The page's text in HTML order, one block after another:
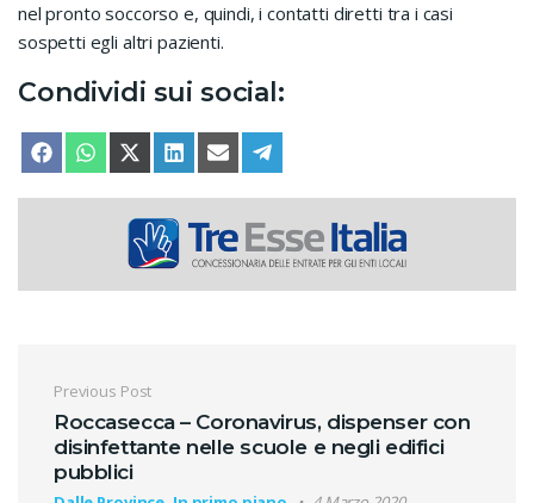
nel pronto soccorso e, quindi, i contatti diretti tra i casi
sospetti egli altri pazienti.
Condividi sui social:
SHARE ON
FACEBOOKSHARE ON
WHATSAPPSHARE ON
X (TWITTER)
SHARE ON
LINKEDINSHARE ON
EMAIL
Navigazione articoli
Previous Post
Roccasecca – Coronavirus, dispenser con
disinfettante nelle scuole e negli edifici
pubblici